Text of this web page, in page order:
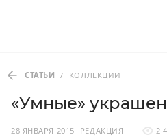
СТАТЬИ / КОЛЛЕКЦИИ
«Умные»
28 ЯНВАРЯ 2015 РЕДАКЦИЯ 2